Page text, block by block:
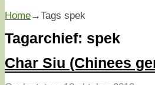
Home→Tags spek
Tagarchief: spek
Char Siu (Chinees